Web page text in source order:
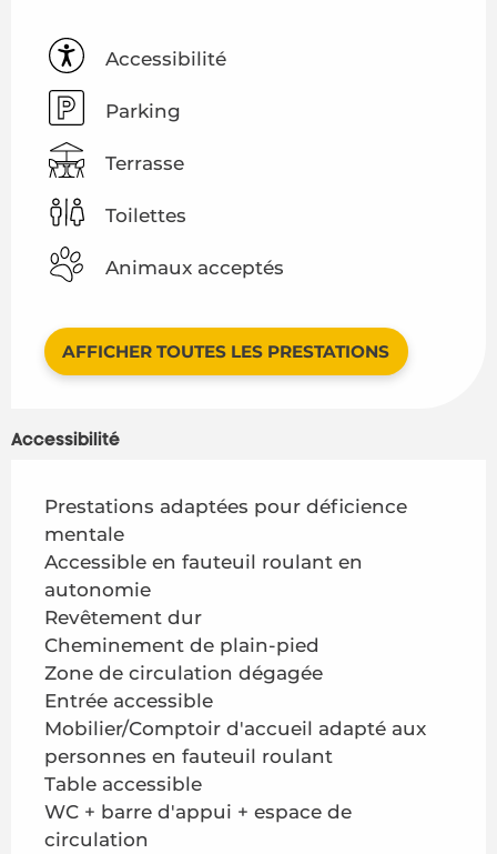
Accessibilité
Parking
Terrasse
Toilettes
Animaux acceptés
AFFICHER TOUTES LES PRESTATIONS
Accessibilité
Prestations adaptées pour déficience
mentale
Accessible en fauteuil roulant en
autonomie
Revêtement dur
Cheminement de plain-pied
Zone de circulation dégagée
Entrée accessible
Mobilier/Comptoir d'accueil adapté aux
personnes en fauteuil roulant
Table accessible
WC + barre d'appui + espace de
circulation